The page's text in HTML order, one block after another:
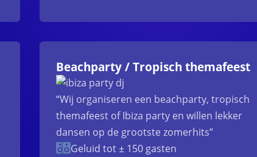
Beachparty / Tropisch themafeest
“Wij organiseren een beachparty, tropisch
themafeest of Ibiza party en willen lekker
dansen op de grootste zomerhits”
Geluid tot ± 150 gasten